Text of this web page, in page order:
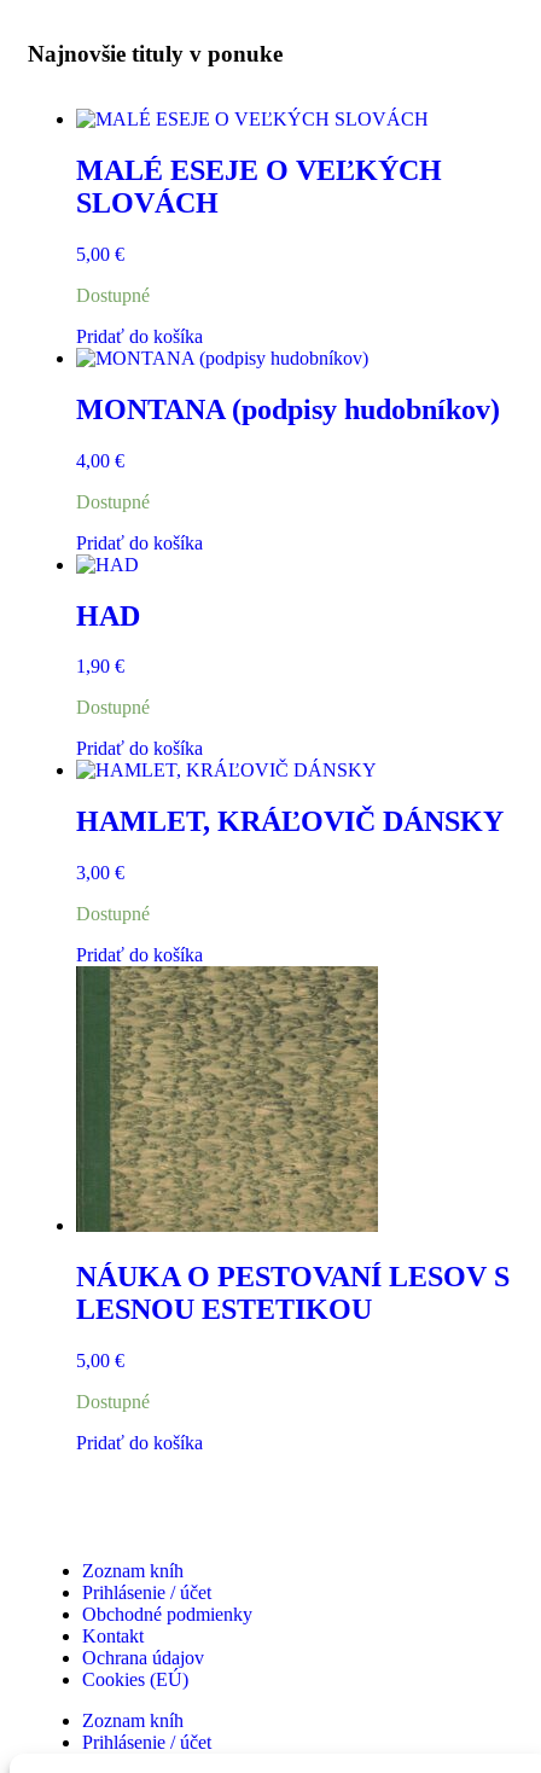
Najnovšie tituly v ponuke
MALÉ ESEJE O VEĽKÝCH
SLOVÁCH
5,00 €
Dostupné
Pridať do košíka
MONTANA (podpisy hudobníkov)
4,00 €
Dostupné
Pridať do košíka
HAD
1,90 €
Dostupné
Pridať do košíka
HAMLET, KRÁĽOVIČ DÁNSKY
3,00 €
Dostupné
Pridať do košíka
NÁUKA O PESTOVANÍ LESOV S
LESNOU ESTETIKOU
5,00 €
Dostupné
Pridať do košíka
Zoznam kníh
Prihlásenie / účet
Obchodné podmienky
Kontakt
Ochrana údajov
Cookies (EÚ)
Zoznam kníh
Prihlásenie / účet